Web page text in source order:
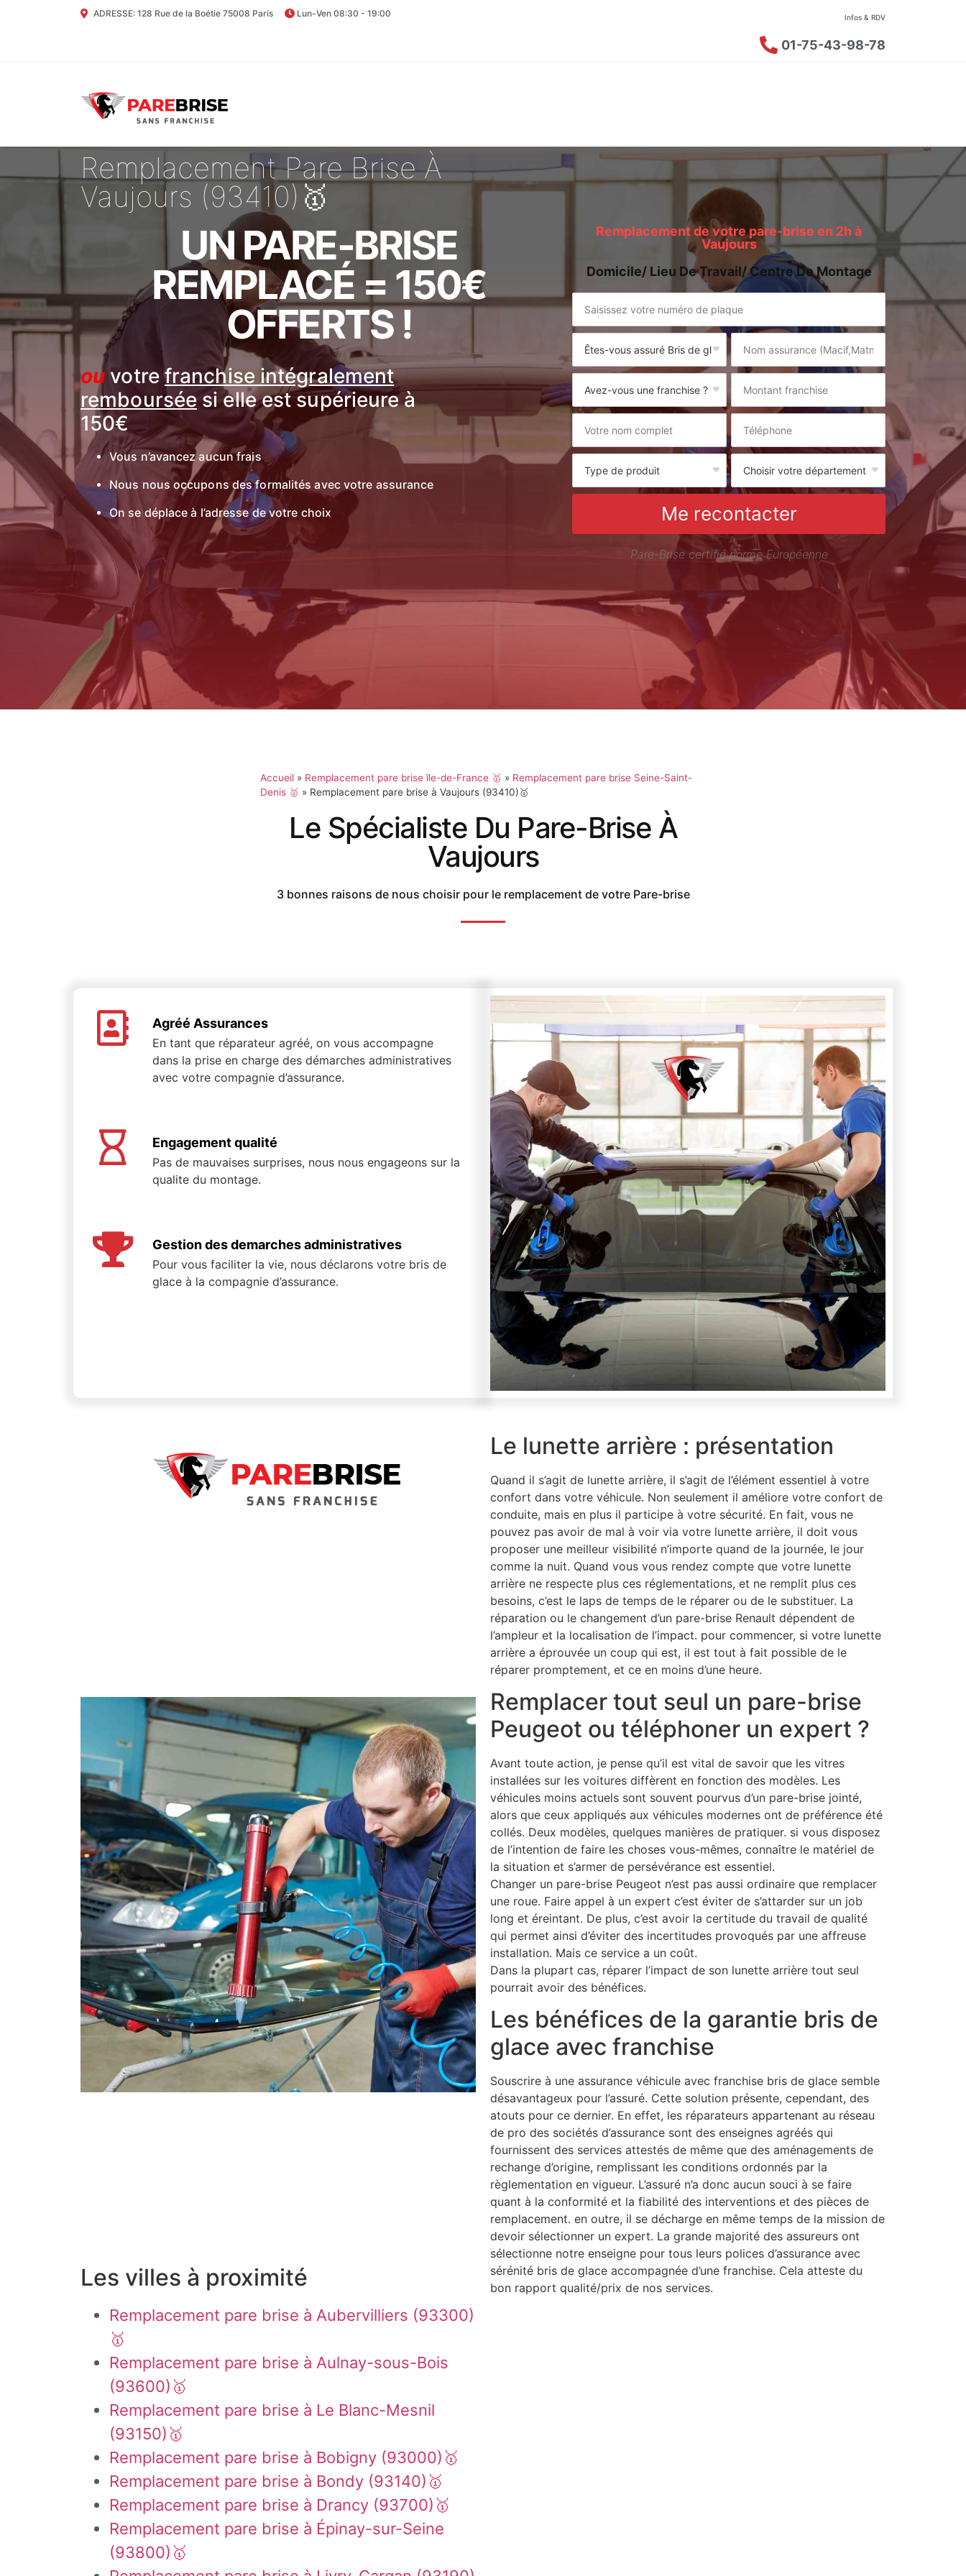
ADRESSE: 128 Rue de la Boétie 75008 Paris Lun-Ven 08:30 - 19:00 Infos & RDV
01-75-43-98-78
Remplacement Pare Brise À
Vaujours (93410)🥇
UN PARE-BRISE
REMPLACÉ = 150€
OFFERTS !
ou votrefranchise intégralement
remboursée si elle est supérieure à
150€
Vous n’avancez aucun frais
Nous nous occupons des formalités avec votre assurance
On se déplace à l’adresse de votre choix
Remplacement de votre pare-brise en 2h à
Vaujours
Domicile/ Lieu De Travail/ Centre De Montage
Me recontacter
Pare-Brise certifié norme Européenne
Accueil » Remplacement pare brise île-de-France 🥇 » Remplacement pare brise Seine-Saint-
Denis 🥇 » Remplacement pare brise à Vaujours (93410)🥇
Le Spécialiste Du Pare-Brise À
Vaujours
3 bonnes raisons de nous choisir pour le remplacement de votre Pare-brise
Agréé Assurances
En tant que réparateur agréé, on vous accompagne
dans la prise en charge des démarches administratives
avec votre compagnie d’assurance.
Engagement qualité
Pas de mauvaises surprises, nous nous engageons sur la
qualite du montage.
Gestion des demarches administratives
Pour vous faciliter la vie, nous déclarons votre bris de
glace à la compagnie d’assurance.
Les villes à proximité
Remplacement pare brise à Aubervilliers (93300)
🥇
Remplacement pare brise à Aulnay-sous-Bois
(93600)🥇
Remplacement pare brise à Le Blanc-Mesnil
(93150)🥇
Remplacement pare brise à Bobigny (93000)🥇
Remplacement pare brise à Bondy (93140)🥇
Remplacement pare brise à Drancy (93700)🥇
Remplacement pare brise à Épinay-sur-Seine
(93800)🥇
Le lunette arrière : présentation
Quand il s’agit de lunette arrière, il s’agit de l’élément essentiel à votre
confort dans votre véhicule. Non seulement il améliore votre confort de
conduite, mais en plus il participe à votre sécurité. En fait, vous ne
pouvez pas avoir de mal à voir via votre lunette arrière, il doit vous
proposer une meilleur visibilité n’importe quand de la journée, le jour
comme la nuit. Quand vous vous rendez compte que votre lunette
arrière ne respecte plus ces réglementations, et ne remplit plus ces
besoins, c’est le laps de temps de le réparer ou de le substituer. La
réparation ou le changement d’un pare-brise Renault dépendent de
l’ampleur et la localisation de l’impact. pour commencer, si votre lunette
arrière a éprouvée un coup qui est, il est tout à fait possible de le
réparer promptement, et ce en moins d’une heure.
Remplacer tout seul un pare-brise
Peugeot ou téléphoner un expert ?
Avant toute action, je pense qu’il est vital de savoir que les vitres
installées sur les voitures diffèrent en fonction des modèles. Les
véhicules moins actuels sont souvent pourvus d’un pare-brise jointé,
alors que ceux appliqués aux véhicules modernes ont de préférence été
collés. Deux modèles, quelques manières de pratiquer. si vous disposez
de l’intention de faire les choses vous-mêmes, connaître le matériel de
la situation et s’armer de persévérance est essentiel.
Changer un pare-brise Peugeot n’est pas aussi ordinaire que remplacer
une roue. Faire appel à un expert c’est éviter de s’attarder sur un job
long et éreintant. De plus, c’est avoir la certitude du travail de qualité
qui permet ainsi d’éviter des incertitudes provoqués par une affreuse
installation. Mais ce service a un coût.
Dans la plupart cas, réparer l’impact de son lunette arrière tout seul
pourrait avoir des bénéfices.
Les bénéfices de la garantie bris de
glace avec franchise
Souscrire à une assurance véhicule avec franchise bris de glace semble
désavantageux pour l’assuré. Cette solution présente, cependant, des
atouts pour ce dernier. En effet, les réparateurs appartenant au réseau
de pro des sociétés d’assurance sont des enseignes agréés qui
fournissent des services attestés de même que des aménagements de
rechange d’origine, remplissant les conditions ordonnés par la
règlementation en vigueur. L’assuré n’a donc aucun souci à se faire
quant à la conformité et la fiabilité des interventions et des pièces de
remplacement. en outre, il se décharge en même temps de la mission de
devoir sélectionner un expert. La grande majorité des assureurs ont
sélectionne notre enseigne pour tous leurs polices d’assurance avec
sérénité bris de glace accompagnée d’une franchise. Cela atteste du
bon rapport qualité/prix de nos services.